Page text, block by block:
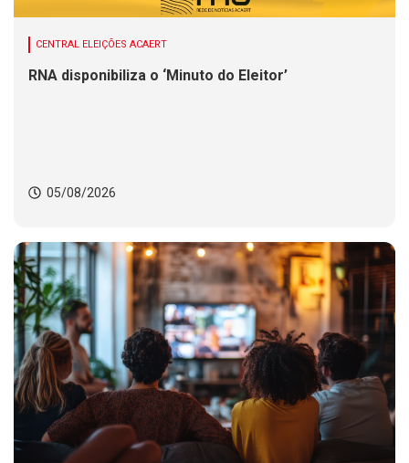
CENTRAL ELEIÇÕES ACAERT
RNA disponibiliza o ‘Minuto do Eleitor’
05/08/2026